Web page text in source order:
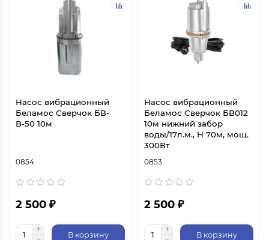
Насос вибрационный
Беламос Сверчок БВ-
В-50 10м
0854
2 500 ₽
В корзину
Насос вибрационный
Беламос Сверчок БВ012
10м нижний забор
воды/17л.м., Н 70м, мощ.
300Вт
0853
2 500 ₽
В корзину